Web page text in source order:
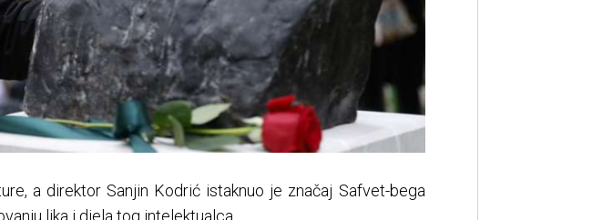
a direktor Sanjin Kodrić istaknuo je značaj Safvet-bega